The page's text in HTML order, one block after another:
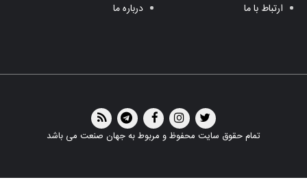
ارتباط با ما درباره ما
تمام حقوق سایت محفوظ و مربوط به جهان صنعت می باشد